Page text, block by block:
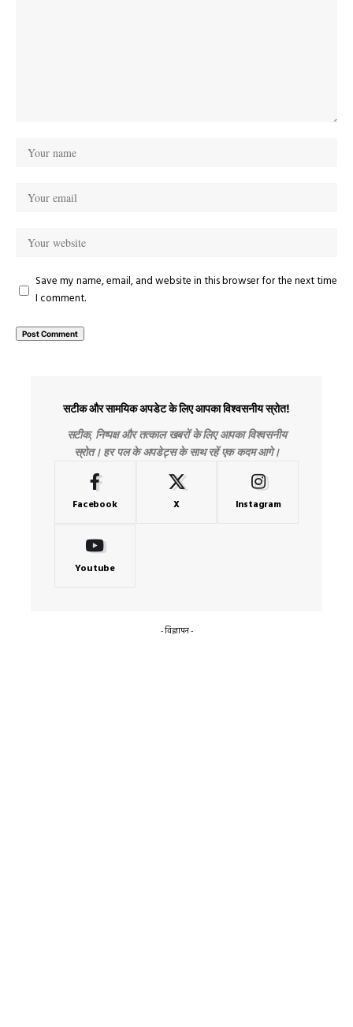
Save my name, email, and website in this browser for the next time
I comment.
सटीक और सामयिक अपडेट के लिए आपका विश्वसनीय स्रोत!
सटीक, निष्पक्ष और तत्काल खबरों के लिए आपका विश्वसनीय
स्रोत। हर पल के अपडेट्स के साथ रहें एक कदम आगे।
Facebook X Instagram
Youtube
- विज्ञापन -